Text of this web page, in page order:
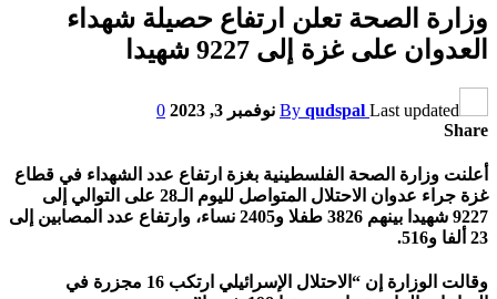
وزارة الصحة تعلن ارتفاع حصيلة شهداء
العدوان على غزة إلى 9227 شهيدا
By qudspal Last updated نوفمبر 3, 2023
0
Share
أعلنت وزارة الصحة الفلسطينية بغزة ارتفاع عدد الشهداء في قطاع
غزة جراء عدوان الاحتلال المتواصل لليوم الـ28 على التوالي إلى
9227 شهيدا بينهم 3826 طفلا و2405 نساء، وارتفاع عدد المصابين إلى
23 ألفا و516.
وقالت الوزارة إن “الاحتلال الإسرائيلي ارتكب 16 مجزرة في